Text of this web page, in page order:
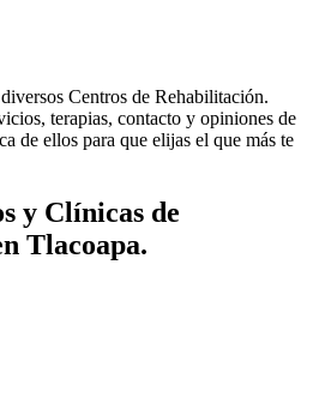
Centros de Rehabilitación.
terapias, contacto y opiniones de
de ellos para que elijas el que más te
y Clínicas de
Tlacoapa.